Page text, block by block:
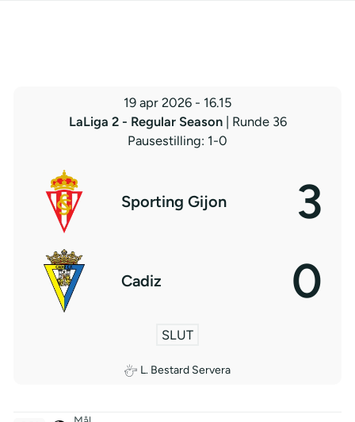
19 apr 2026 - 16.15
LaLiga 2 - Regular Season
| Runde 36
Pausestilling: 1-0
Sporting Gijon 3
Cadiz 0
SLUT
L. Bestard Servera